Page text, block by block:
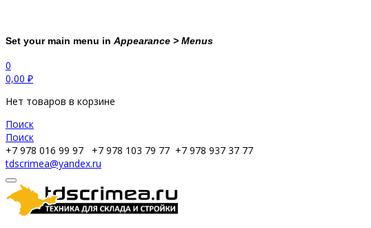
Set your main menu in Appearance > Menus
0
0,00 ₽
Нет товаров в корзине
Поиск
Поиск
+7 978 016 99 97
+7 978 103 79 77 +7 978 937 37 77
tdscrimea@yandex.ru